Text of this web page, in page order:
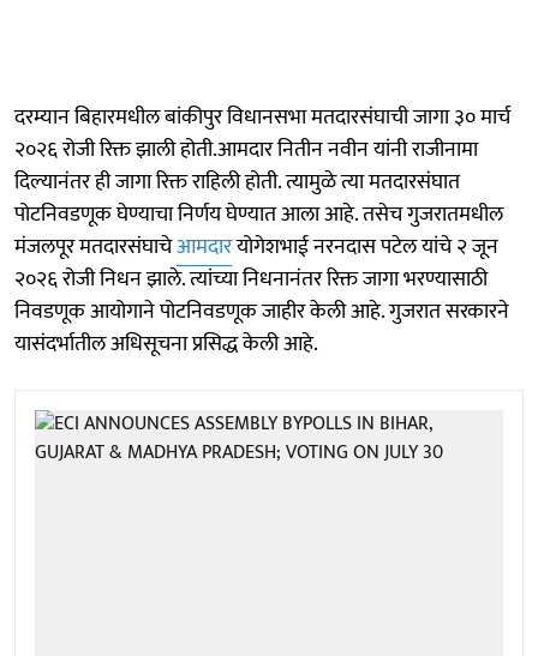
दरम्यान बिहारमधील बांकीपुर विधानसभा मतदारसंघाची जागा ३० मार्च
२०२६ रोजी रिक्त झाली होती.आमदार नितीन नवीन यांनी राजीनामा
दिल्यानंतर ही जागा रिक्त राहिली होती. त्यामुळे त्या मतदारसंघात
पोटनिवडणूक घेण्याचा निर्णय घेण्यात आला आहे. तसेच गुजरातमधील
मंजलपूर मतदारसंघाचेआमदारयोगेशभाई नरनदास पटेल यांचे २ जून
२०२६ रोजी निधन झाले. त्यांच्या निधनानंतर रिक्त जागा भरण्यासाठी
निवडणूक आयोगाने पोटनिवडणूक जाहीर केली आहे. गुजरात सरकारने
यासंदर्भातील अधिसूचना प्रसिद्ध केली आहे.